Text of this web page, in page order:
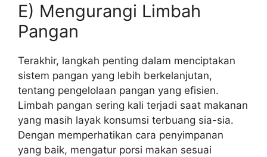
E) Mengurangi Limbah
Pangan
Terakhir, langkah penting dalam menciptakan
sistem pangan yang lebih berkelanjutan,
tentang pengelolaan pangan yang efisien.
Limbah pangan sering kali terjadi saat makanan
yang masih layak konsumsi terbuang sia-sia.
Dengan memperhatikan cara penyimpanan
yang baik, mengatur porsi makan sesuai